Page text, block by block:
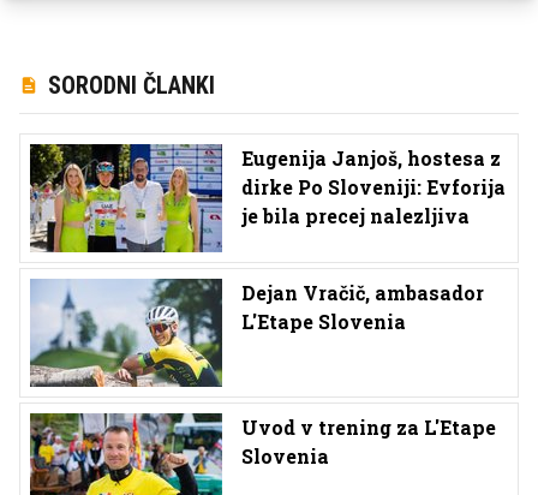
SORODNI ČLANKI
Eugenija Janjoš, hostesa z
dirke Po Sloveniji: Evforija
je bila precej nalezljiva
Dejan Vračič, ambasador
L'Etape Slovenia
Uvod v trening za L'Etape
Slovenia